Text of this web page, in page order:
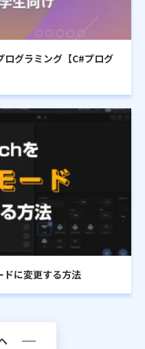
グラミング【C#プログ
に変更する方法